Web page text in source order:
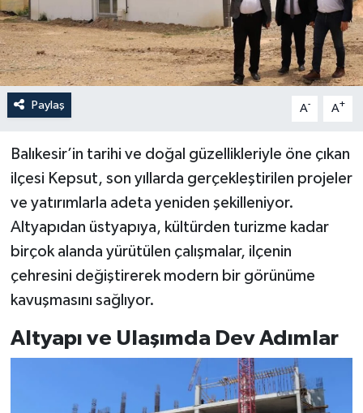
Paylaş A- A+
Balıkesir’in tarihi ve doğal güzellikleriyle öne çıkan
ilçesi Kepsut, son yıllarda gerçekleştirilen projeler
ve yatırımlarla adeta yeniden şekilleniyor.
Altyapıdan üstyapıya, kültürden turizme kadar
birçok alanda yürütülen çalışmalar, ilçenin
çehresini değiştirerek modern bir görünüme
kavuşmasını sağlıyor.
Altyapı ve Ulaşımda Dev Adımlar